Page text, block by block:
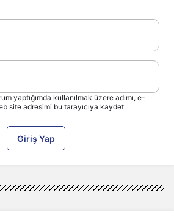
yaptığımda kullanılmak üzere adımı, e-
site adresimi bu tarayıcıya kaydet.
Giriş Yap